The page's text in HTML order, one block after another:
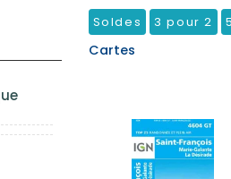
Soldes 3 pour 2
Cartes